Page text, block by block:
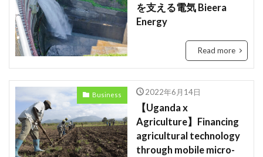
を支える電気 Bieera
Energy
Read more
Business 2022年6月14日
【Uganda x
Agriculture】Financing
agricultural technology
through mobile micro-